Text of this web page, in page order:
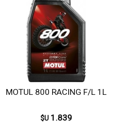
MOTUL 800 RACING F/L 1L
$U 1.839